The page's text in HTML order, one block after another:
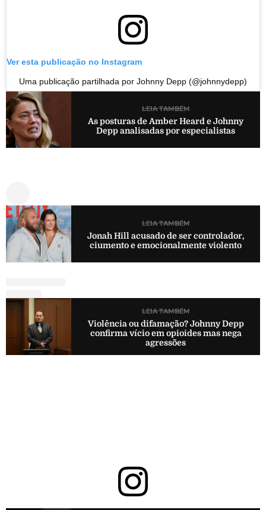
Ver esta publicação no Instagram
Uma publicação partilhada por Johnny Depp (@johnnydepp)
LEIA TAMBÉM
As posturas de Amber Heard e Johnny
Depp analisadas por especialistas
LEIA TAMBÉM
Jonah Hill acusado de ser controlador,
ciumento e emocionalmente violento
LEIA TAMBÉM
Violência ou difamação? Johnny Depp
confirma vício em opioides mas nega
agressões